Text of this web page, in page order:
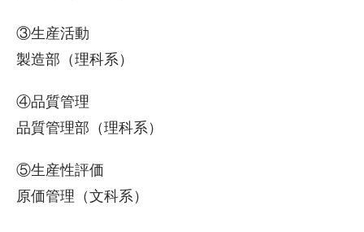
③生産活動
製造部（理科系）
④品質管理
品質管理部（理科系）
⑤生産性評価
原価管理（文科系）